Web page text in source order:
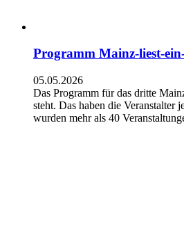
Programm Mainz-liest-
05.05.2026
Das Programm für das dritte
steht. Das haben die Veranstalter
wurden mehr als 40